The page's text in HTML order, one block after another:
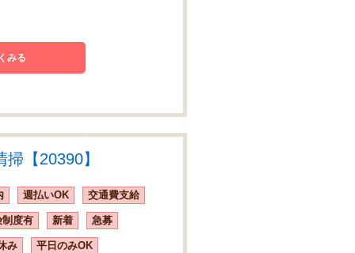
みる
【20390】
週払いOK 交通費支給
度有 新着 急募
み 平日のみOK